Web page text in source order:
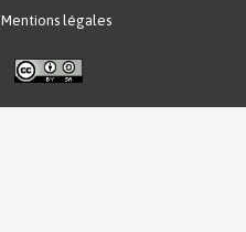
Mentions légales